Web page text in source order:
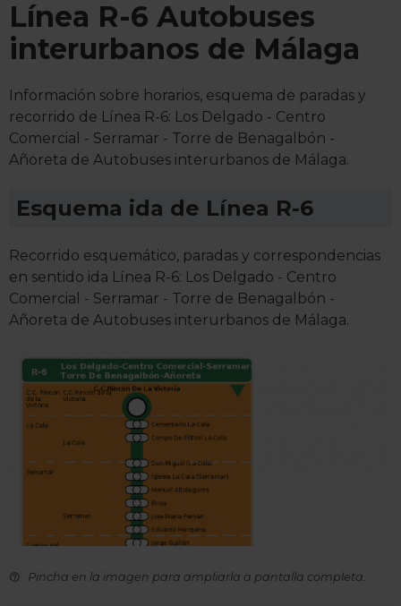
Línea R-6 Autobuses
interurbanos de Málaga
Información sobre horarios, esquema de paradas y
recorrido de Línea R-6: Los Delgado - Centro
Comercial - Serramar - Torre de Benagalbón -
Añoreta de Autobuses interurbanos de Málaga.
Esquema ida de Línea R-6
Recorrido esquemático, paradas y correspondencias
en sentido ida Línea R-6: Los Delgado - Centro
Comercial - Serramar - Torre de Benagalbón -
Añoreta de Autobuses interurbanos de Málaga.
Pincha en la imagen para ampliarla a pantalla completa.